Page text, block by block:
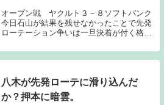
オープン戦 ヤクルト３－８ソフトバンク
今日石山が結果を残せなかったことで先発
ローテーション争いは一旦決着が付く格好
を見ていると多くのファンの方が感じてい
たようにドラフト１位の器ではなかったと
八木が先発ローテに滑り込んだ
か？押本に暗雲。